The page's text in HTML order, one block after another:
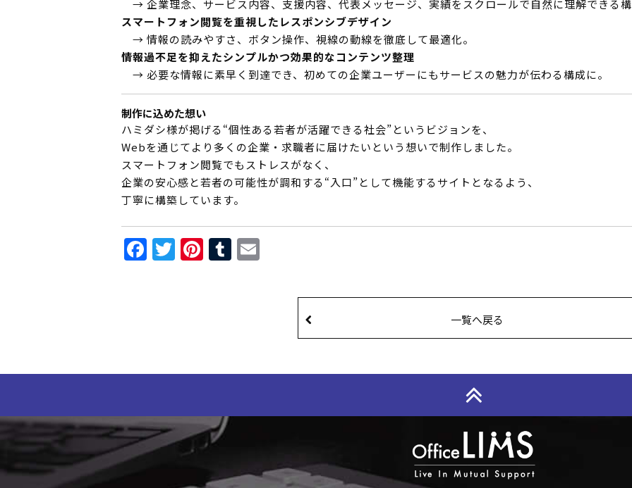
→ 企業理念、サービス内容、支援内容、代表メッセージ、実績をスクロールで自然に理解できる
スマートフォン閲覧を重視したレスポンシブデザイン
→ 情報の読みやすさ、ボタン操作、視線の動線を徹底して最適化。
情報過不足を抑えたシンプルかつ効果的なコンテンツ整理
→ 必要な情報に素早く到達でき、初めての企業ユーザーにもサービスの魅力が伝わる構成に。
制作に込めた想い
ハミダシ様が掲げる“個性ある若者が活躍できる社会”というビジョンを、
Webを通じてより多くの企業・求職者に届けたいという想いで制作しました。
スマートフォン閲覧でもストレスがなく、
企業の安心感と若者の可能性が調和する“入口”として機能するサイトとなるよう、
丁寧に構築しています。
Facebook
Twitter PinterestTumblr
一覧へ戻る